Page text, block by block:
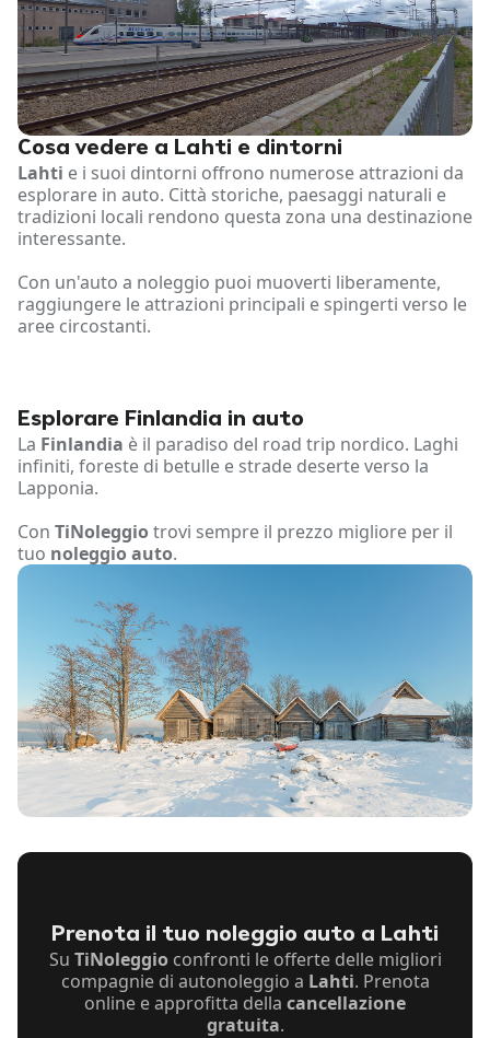
Cosa vedere a Lahti e dintorni
Lahti e i suoi dintorni offrono numerose attrazioni da
esplorare in auto. Città storiche, paesaggi naturali e
tradizioni locali rendono questa zona una destinazione
interessante.
Con un'auto a noleggio puoi muoverti liberamente,
raggiungere le attrazioni principali e spingerti verso le
aree circostanti.
Esplorare Finlandia in auto
La Finlandia è il paradiso del road trip nordico. Laghi
infiniti, foreste di betulle e strade deserte verso la
Lapponia.
Con TiNoleggiotrovi sempre il prezzo migliore per il
tuo noleggio auto.
Prenota il tuo noleggio auto a Lahti
Su TiNoleggioconfronti le offerte delle migliori
compagnie di autonoleggio a Lahti. Prenota
online e approfitta della cancellazione
gratuita.